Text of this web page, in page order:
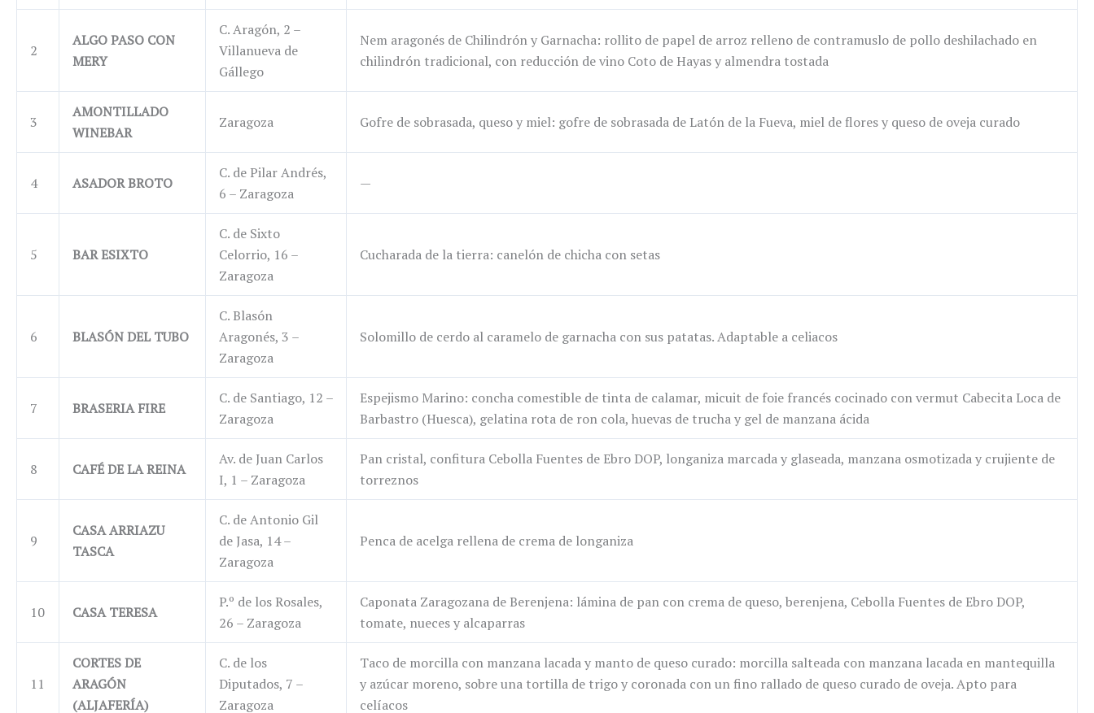
2
ALGO PASO CON
MERY
C. Aragón, 2 –
Villanueva de
Gállego
Nem aragonés de Chilindrón y Garnacha: rollito de papel de arroz relleno de contramuslo de pollo deshilachado en
chilindrón tradicional, con reducción de vino Coto de Hayas y almendra tostada
3
AMONTILLADO
WINEBAR
Zaragoza Gofre de sobrasada, queso y miel: gofre de sobrasada de Latón de la Fueva, miel de flores y queso de oveja curado
4 ASADOR BROTO
C. de Pilar Andrés,
6 – Zaragoza
—
5 BAR ESIXTO
C. de Sixto
Celorrio, 16 –
Zaragoza
Cucharada de la tierra: canelón de chicha con setas
6 BLASÓN DEL TUBO
C. Blasón
Aragonés, 3 –
Zaragoza
Solomillo de cerdo al caramelo de garnacha con sus patatas. Adaptable a celiacos
7 BRASERIA FIRE
C. de Santiago, 12 –
Zaragoza
Espejismo Marino: concha comestible de tinta de calamar, micuit de foie francés cocinado con vermut Cabecita Loca de
Barbastro (Huesca), gelatina rota de ron cola, huevas de trucha y gel de manzana ácida
8 CAFÉ DE LA REINA
Av. de Juan Carlos
I, 1 – Zaragoza
Pan cristal, confitura Cebolla Fuentes de Ebro DOP, longaniza marcada y glaseada, manzana osmotizada y crujiente de
torreznos
9
CASA ARRIAZU
TASCA
C. de Antonio Gil
de Jasa, 14 –
Zaragoza
Penca de acelga rellena de crema de longaniza
10 CASA TERESA
P.º de los Rosales,
26 – Zaragoza
Caponata Zaragozana de Berenjena: lámina de pan con crema de queso, berenjena, Cebolla Fuentes de Ebro DOP,
tomate, nueces y alcaparras
11
CORTES DE
ARAGÓN
(ALJAFERÍA)
C. de los
Diputados, 7 –
Zaragoza
Taco de morcilla con manzana lacada y manto de queso curado: morcilla salteada con manzana lacada en mantequilla
y azúcar moreno, sobre una tortilla de trigo y coronada con un fino rallado de queso curado de oveja. Apto para
celíacos